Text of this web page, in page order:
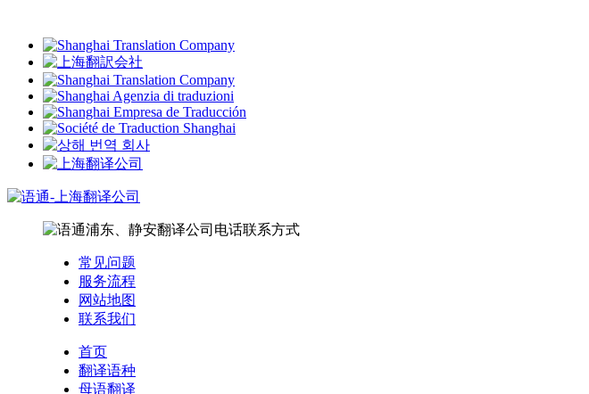
常见问题
服务流程
网站地图
联系我们
首页
翻译语种
母语翻译